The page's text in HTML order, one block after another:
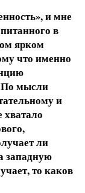
и мне
в
ярком
что именно
По мысли
и
ли
западную
то каков